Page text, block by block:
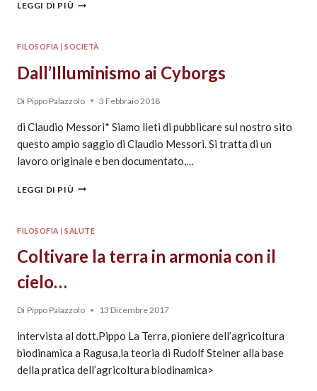
LEGGI DI PIÙ
FILOSOFIA |SOCIETÀ
Dall’Illuminismo ai Cyborgs
Di Pippo Palazzolo 3 Febbraio 2018
di Claudio Messori* Siamo lieti di pubblicare sul nostro sito
questo ampio saggio di Claudio Messori. Si tratta di un
lavoro originale e ben documentato,…
LEGGI DI PIÙ
FILOSOFIA |SALUTE
Coltivare la terra in armonia con il
cielo…
Di Pippo Palazzolo 13 Dicembre 2017
intervista al dott.Pippo La Terra, pioniere dell’agricoltura
biodinamica a Ragusa,la teoria di Rudolf Steiner alla base
della pratica dell’agricoltura biodinamica>